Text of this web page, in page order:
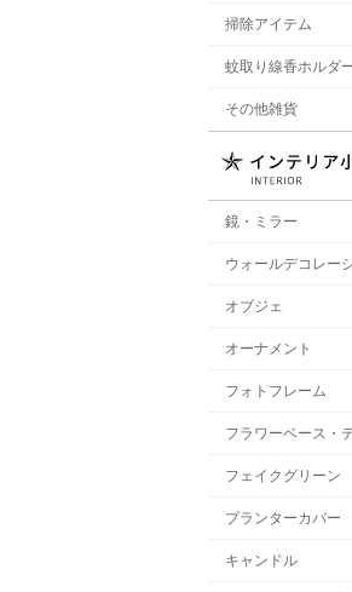
掃除アイテム
蚊取り線香ホルダ
その他雑貨
鏡・ミラー
ウォールデコレー
オブジェ
オーナメント
フォトフレーム
フラワーベース・
フェイクグリーン
プランターカバー
キャンドル